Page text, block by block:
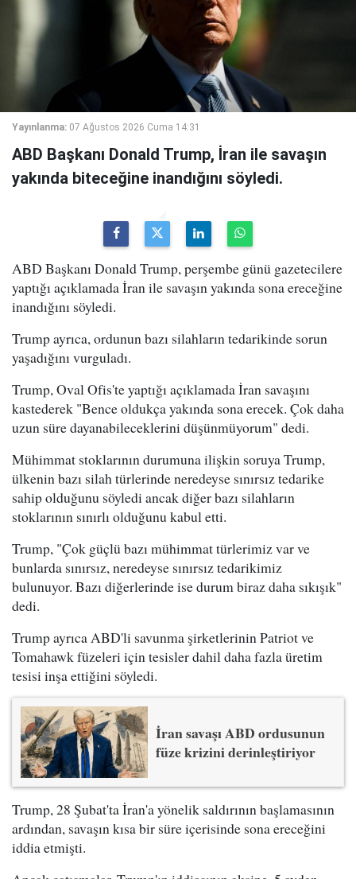
Yayınlanma: 07 Ağustos 2026 Cuma 14:31
ABD Başkanı Donald Trump, İran ile savaşın
yakında biteceğine inandığını söyledi.
ABD Başkanı Donald Trump, perşembe günü gazetecilere
yaptığı açıklamada İran ile savaşın yakında sona ereceğine
inandığını söyledi.
Trump ayrıca, ordunun bazı silahların tedarikinde sorun
yaşadığını vurguladı.
Trump, Oval Ofis'te yaptığı açıklamada İran savaşını
kastederek "Bence oldukça yakında sona erecek. Çok daha
uzun süre dayanabileceklerini düşünmüyorum" dedi.
Mühimmat stoklarının durumuna ilişkin soruya Trump,
ülkenin bazı silah türlerinde neredeyse sınırsız tedarike
sahip olduğunu söyledi ancak diğer bazı silahların
stoklarının sınırlı olduğunu kabul etti.
Trump, "Çok güçlü bazı mühimmat türlerimiz var ve
bunlarda sınırsız, neredeyse sınırsız tedarikimiz
bulunuyor. Bazı diğerlerinde ise durum biraz daha sıkışık"
dedi.
Trump ayrıca ABD'li savunma şirketlerinin Patriot ve
Tomahawk füzeleri için tesisler dahil daha fazla üretim
tesisi inşa ettiğini söyledi.
İran savaşı ABD ordusunun
füze krizini derinleştiriyor
Trump, 28 Şubat'ta İran'a yönelik saldırının başlamasının
ardından, savaşın kısa bir süre içerisinde sona ereceğini
iddia etmişti.